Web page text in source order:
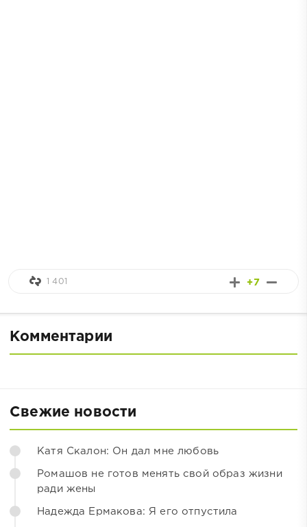
+7
1 401
Комментарии
Свежие новости
Катя Скалон: Он дал мне любовь
Ромашов не готов менять свой образ жизни
ради жены
Надежда Ермакова: Я его отпустила